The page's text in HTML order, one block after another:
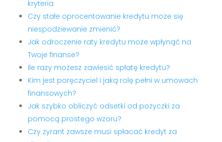
kryteria
Czy stałe oprocentowanie kredytu może się
niespodziewanie zmienić?
Jak odroczenie raty kredytu może wpłynąć na
Twoje finanse?
Ile razy możesz zawiesić spłatę kredytu?
Kim jest poręczyciel i jaką rolę pełni w umowach
finansowych?
Jak szybko obliczyć odsetki od pożyczki za
pomocą prostego wzoru?
Czy żyrant zawsze musi spłacać kredyt za